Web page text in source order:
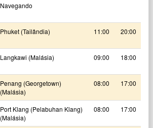
Navegando
Phuket (Tailândia) 11:00 20:00
Langkawi (Malásia) 09:00 18:00
Penang (Georgetown)
(Malásia)
08:00 17:00
Port Klang (Pelabuhan Klang)
(Malásia)
08:00 17:00